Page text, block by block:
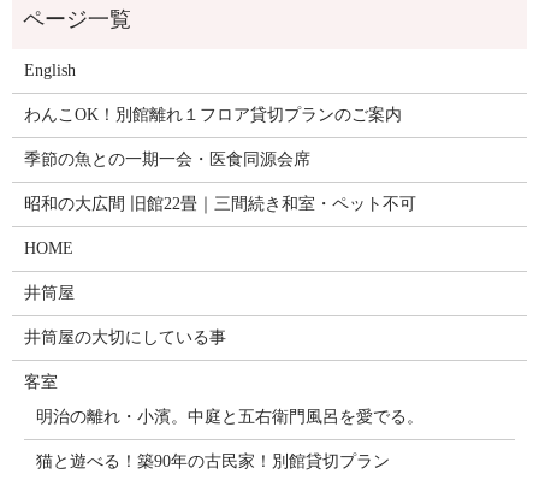
English
わんこOK！別館離れ１フロア貸切プランのご案内
季節の魚との一期一会・医食同源会席
昭和の大広間 旧館22畳｜三間続き和室・ペット不可
HOME
井筒屋
井筒屋の大切にしている事
客室
明治の離れ・小濱。中庭と五右衛門風呂を愛でる。
猫と遊べる！築90年の古民家！別館貸切プラン